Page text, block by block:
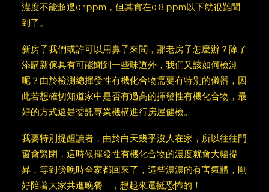
濃度不能超過0.1ppm，但其實在0.8 ppm以下就很難聞
到了。
新房子我們或許可以用鼻子來聞，那老房子怎麼辦？除了
添購新傢具有可能聞到一些味道外，我們又該如何檢測
呢？由於檢測總揮發性有機化合物需要有特別的儀器，因
此若想確切知道家中是否有過高的揮發性有機化合物，最
好的方式還是委託專業機構進行房屋健檢。
我要特別提醒讀者，由於白天幾乎沒人在家，所以往往門
窗會緊閉，這時候揮發性有機化合物的濃度就會大幅提
昇，等到傍晚時全家都回來了，這些濃濃的有害氣體，剛
好陪著大家共進晚餐……，想起來還挺恐怖的！